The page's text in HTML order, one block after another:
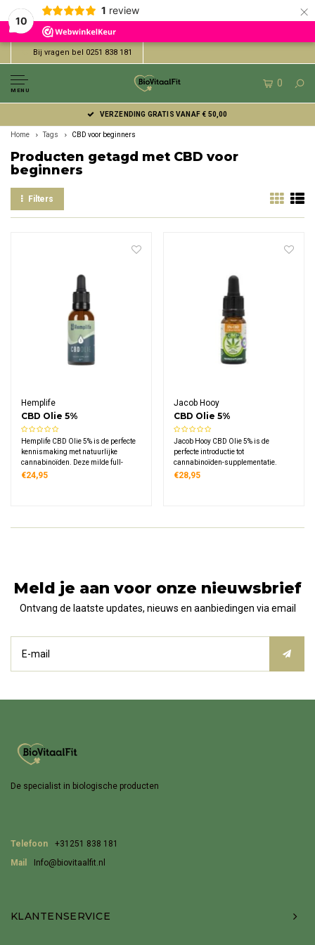
10
1 review ×
Bij vragen bel 0251 838 181
MENU
0
VERZENDING GRATIS VANAF € 50,00
Home Tags CBD voor beginners
Producten getagd met CBD voor
beginners
Filters
Hemplife
CBD Olie 5%
Hemplife CBD Olie 5% is de perfecte
kennismaking met natuurlijke
cannabinoïden. Deze milde full-
spectrum olie combineert
€24,95
Jacob Hooy
CBD Olie 5%
Jacob Hooy CBD Olie 5% is de
perfecte introductie tot
cannabinoïden-supplementatie.
Deze full-spectrum olie combineert
€28,95
Meld je aan voor onze nieuwsbrief
Ontvang de laatste updates, nieuws en aanbiedingen via email
De specialist in biologische producten
Telefoon
+31251 838 181
Mail
Info@biovitaalfit.nl
KLANTENSERVICE